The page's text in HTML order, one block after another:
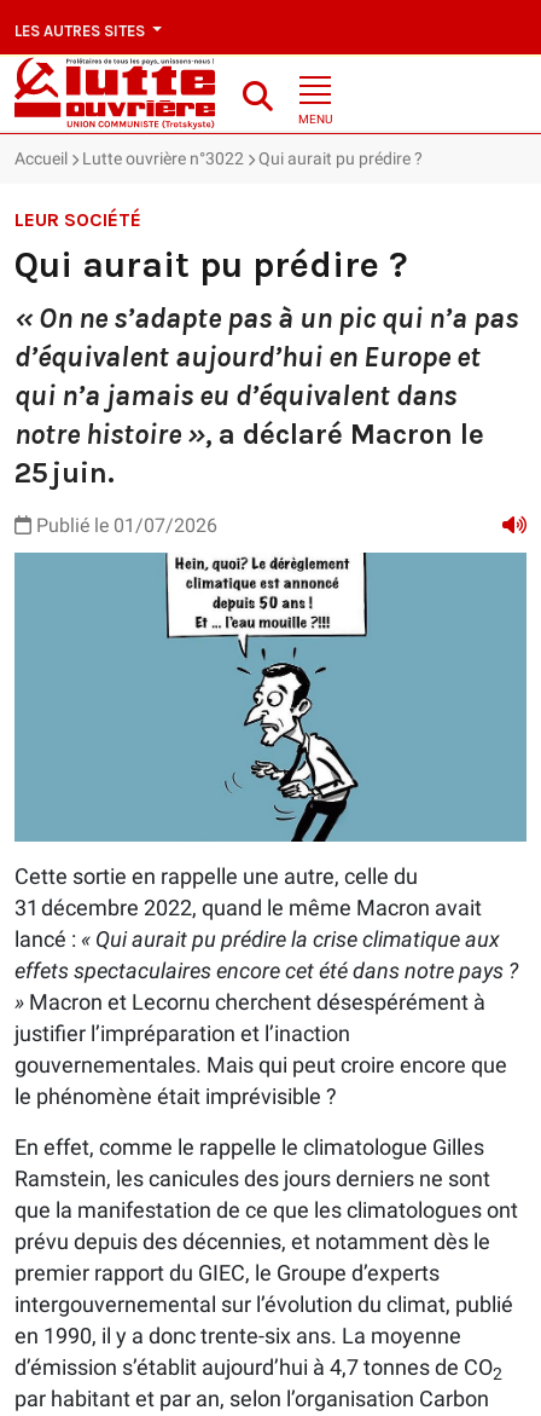
LES AUTRES SITES
MENU
Accueil Lutte ouvrière n°3022 Qui aurait pu prédire ?
LEUR SOCIÉTÉ
Qui aurait pu prédire ?
« On ne s’adapte pas à un pic qui n’a pas
d’équivalent aujourd’hui en Europe et
qui n’a jamais eu d’équivalent dans
notre histoire », a déclaré Macron le
25 juin.
Publié le 01/07/2026
Cette sortie en rappelle une autre, celle du
31 décembre 2022, quand le même Macron avait
lancé : « Qui aurait pu prédire la crise climatique aux
effets spectaculaires encore cet été dans notre pays ?
» Macron et Lecornu cherchent désespérément à
justifier l’impréparation et l’inaction
gouvernementales. Mais qui peut croire encore que
le phénomène était imprévisible ?
En effet, comme le rappelle le climatologue Gilles
Ramstein, les canicules des jours derniers ne sont
que la manifestation de ce que les climatologues ont
prévu depuis des décennies, et notamment dès le
premier rapport du GIEC, le Groupe d’experts
intergouvernemental sur l’évolution du climat, publié
en 1990, il y a donc trente-six ans. La moyenne
d’émission s’établit aujourd’hui à 4,7 tonnes de CO2
par habitant et par an, selon l’organisation Carbon